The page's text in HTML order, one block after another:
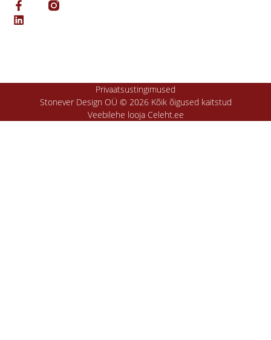
Privaatsustingimused
Stonever Design OÜ © 2026 Kõik õigused kaitstud
Veebilehe looja Celeht.ee